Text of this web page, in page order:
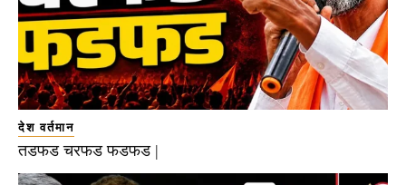
देश वर्तमान
तडफड चरफड फडफड |